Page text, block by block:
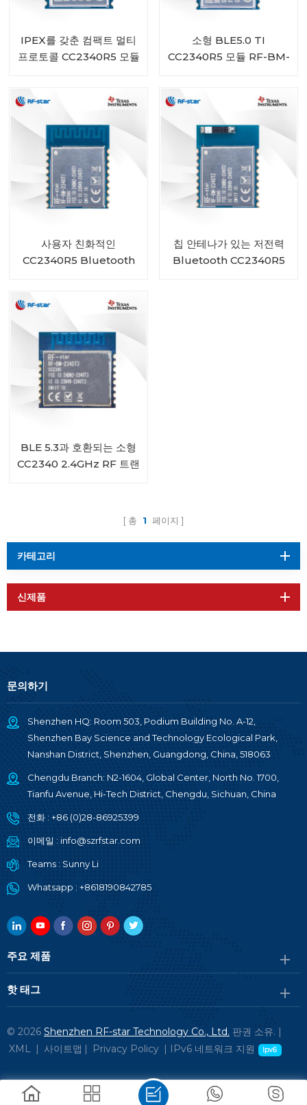
IPEX를 갖춘 컴팩트 멀티
프로토콜 CC2340R5 모듈
소형 BLE5.0 TI
CC2340R5 모듈 RF-BM-
사용자 친화적인
CC2340R5 Bluetooth
칩 안테나가 있는 저전력
Bluetooth CC2340R5
BLE 5.3과 호환되는 소형
CC2340 2.4GHz RF 트랜
총 1 페이지
카테고리
신제품
문의하기
Shenzhen HQ: Room 503, Podium Building No. A-12,
Shenzhen Bay Science and Technology Ecological Park,
Nanshan District, Shenzhen, Guangdong, China, 518063
Chengdu Branch: N2-1604, Global Center, North No. 1700,
Tianfu Avenue, Hi-Tech District, Chengdu, Sichuan, China
전화 : +86 (0)28-86925399
이메일 : info@szrfstar.com
Teams : Sunny Li
Whatsapp : +8618190842785
주요 제품
핫 태그
© 2026 Shenzhen RF-star Technology Co., Ltd. 판권 소유. |
XML | 사이트맵 | Privacy Policy | IPv6 네트워크 지원